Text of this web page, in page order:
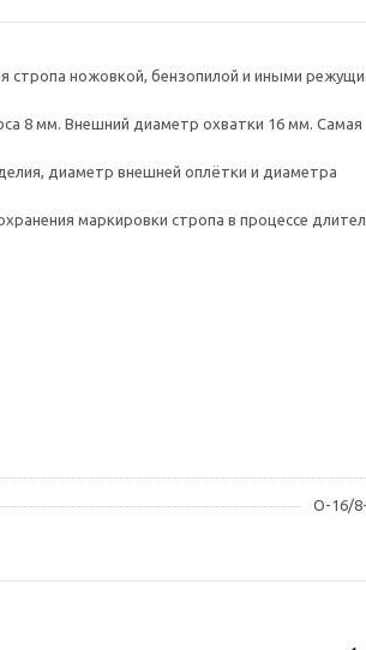
стропа ножовкой, бензопилой и иными
8 мм. Внешний диаметр охватки 16 мм. Самая
диаметр внешней оплётки и диаметра
маркировки стропа в процессе
О-16/